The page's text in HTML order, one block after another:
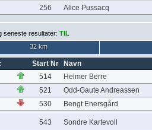
256 Alice Pussacq
seneste resultater: TIL
32 km
Start Nr
Navn
514
Helmer Berre
521
Odd-Gaute Andreassen
530 Bengt Enersgård
543 Sondre Kartevoll